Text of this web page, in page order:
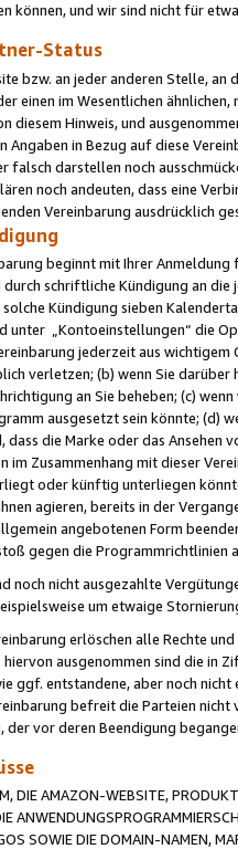
können, und wir sind nicht für
Status
bzw. an jeder anderen Stelle,
einen im Wesentlichen
diesem Hinweis, und
in Bezug auf diese
falsch darstellen noch
noch andeuten, dass eine
Vereinbarung ausdrücklich
beginnt mit Ihrer
schriftliche Kündigung an
Kündigung sieben
unter „Kontoeinstellungen“ die
jederzeit aus
verletzen; (b) wenn Sie
an Sie beheben; (c)
ausgesetzt sein könnte; (d)
dass die Marke oder das
im Zusammenhang mit dieser
oder künftig unterliegen
agieren, bereits in der
angebotenen Form
gegen die Programmrichtlinien
noch nicht ausgezahlte
um etwaige
erlöschen alle Rechte
ausgenommen sind die in
ggf. entstandene, aber noch
befreit die Parteien
der vor deren Beendigung
DIE AMAZON-WEBSITE,
SOWIE DIE DOMAIN-NAMEN,